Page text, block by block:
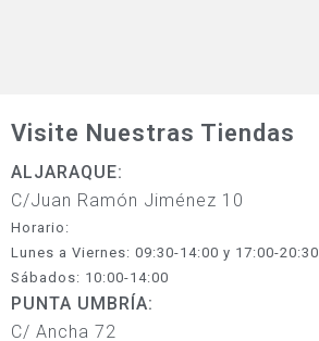
Visite Nuestras Tiendas
ALJARAQUE:
C/Juan Ramón Jiménez 10
Horario:
Lunes a Viernes: 09:30-14:00 y 17:00-20:30
Sábados: 10:00-14:00
PUNTA UMBRÍA:
C/ Ancha 72